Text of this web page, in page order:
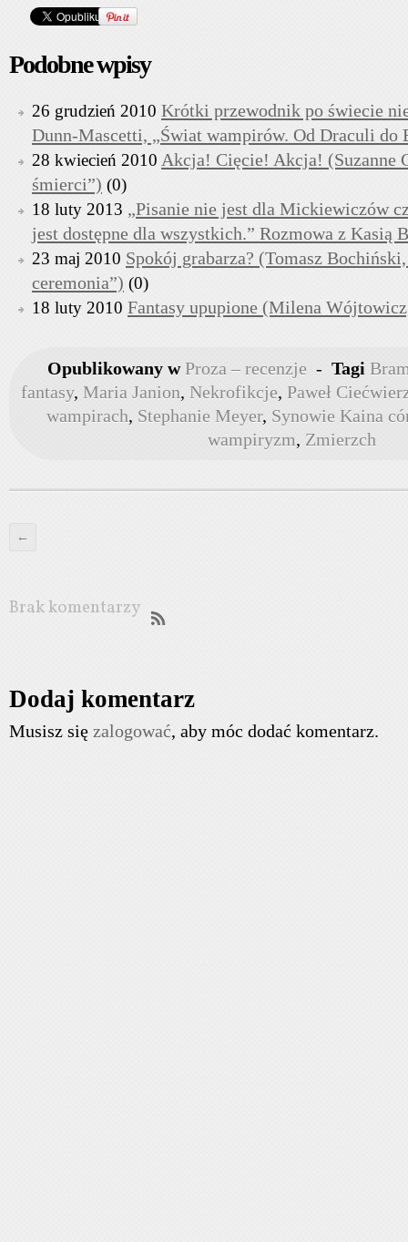
Podobne wpisy
26 grudzień 2010 Krótki przewodnik po świecie
Dunn-Mascetti, „Świat wampirów. Od Draculi do
28 kwiecień 2010 Akcja! Cięcie! Akcja! (Suzanne
śmierci”) (0)
18 luty 2013 „Pisanie nie jest dla Mickiewiczów
jest dostępne dla wszystkich.” Rozmowa z Kasią
23 maj 2010 Spokój grabarza? (Tomasz
ceremonia”) (0)
18 luty 2010 Fantasy upupione (Milena
Opublikowany w Proza – recenzje - Tagi
fantasy, Maria Janion, Nekrofikcje, Paweł
wampirach, Stephanie Meyer, Synowie Kaina
wampiryzm, Zmierzch
←
Brak komentarzy
Dodaj komentarz
Musisz się zalogować, aby móc dodać komentarz.